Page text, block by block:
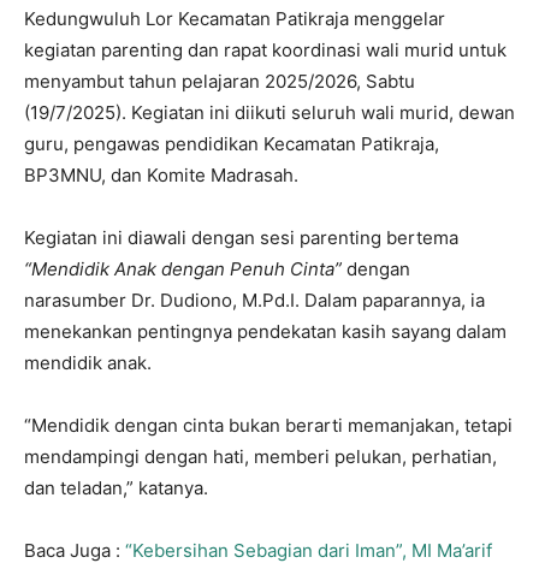
Kedungwuluh Lor Kecamatan Patikraja menggelar
kegiatan parenting dan rapat koordinasi wali murid untuk
menyambut tahun pelajaran 2025/2026, Sabtu
(19/7/2025). Kegiatan ini diikuti seluruh wali murid, dewan
guru, pengawas pendidikan Kecamatan Patikraja,
BP3MNU, dan Komite Madrasah.
Kegiatan ini diawali dengan sesi parenting bertema
“Mendidik Anak dengan Penuh Cinta” dengan
narasumber Dr. Dudiono, M.Pd.I. Dalam paparannya, ia
menekankan pentingnya pendekatan kasih sayang dalam
mendidik anak.
“Mendidik dengan cinta bukan berarti memanjakan, tetapi
mendampingi dengan hati, memberi pelukan, perhatian,
dan teladan,” katanya.
Baca Juga : “Kebersihan Sebagian dari Iman”, MI Ma’arif